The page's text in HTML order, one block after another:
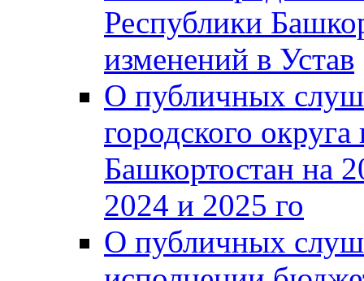
Республики
изменений в Устав
О публичных
городского
Башкортостан на
2024 и 2025 го
О публичных